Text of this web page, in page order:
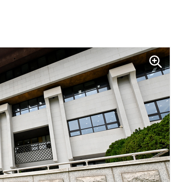
10 돌려차기 피해자 불러 놓고 “돌려차
기 한번 해라”…선 넘은 친한계